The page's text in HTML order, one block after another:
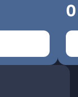
0